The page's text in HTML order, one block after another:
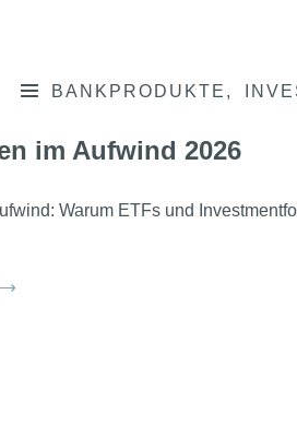
BANKPRODUKTE
im Aufwind 2026
Warum ETFs und